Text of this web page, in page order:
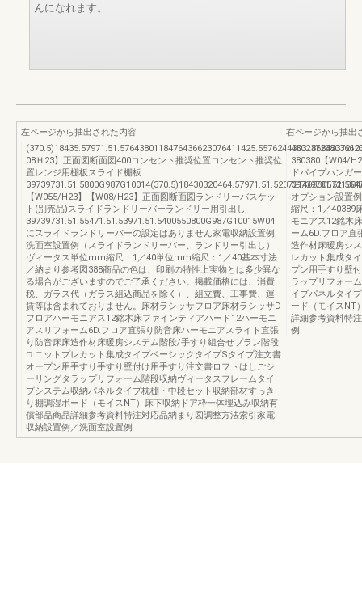
んになれます。
左ページから抽出された内容
08Ｈ23】正面図断面図400コンセント推奨位置コンセント推奨位
置レンジ用棚板スライド棚板
【W055/H23】【W08/H23】正面図断面図ランドリーバスケッ
ト(別売品)スライドランドリーバーランドリー用引出し
39739731.51.55471.51.53971.51.5400550800G987G10015W04
にスライドランドリーバーの設定はありません家電収納設置例
洗面室設置例（スライドランドリーバー、ランドリー引出し）
ヴィータス単位mm縮尺：1／40単位mm縮尺：1／40基本寸法
／納まり参考図388商品の色は、印刷の特性上実物とは多少異な
る場合がございますのでご了承ください。掲載価格には、消費
税、ガラス代（ガラス組込商品を除く）、組立費、工事費、運
賃等は含まれておりません。床材ラシッサフロア床材ラシッサD
フロアハーモニアス12銘木床ファインティアハード12ハーモニ
アスリフォーム6D.フロア直張り防音床ハーモニアスライト直張
り防音床床造作材床暖房システム階段/手すり組合せプラン階段
ユニットプレカット集成タイプベーシックタイプSタイプ注文書
オープン用手すり手すり壁付け用手すり注文書ロフトはしごシ
ーリングタラップリフォーム階段収納ヴィータスフレームタイ
プシステム収納パネルタイプ枕棚・中段セット収納部材すっき
り棚調湿ボード（モイスNT）床下収納ドア枠一体埋込み収納有
償部品商品詳細参考資料特注対応品納まり図調整方法索引家電
収納設置例／洗面室設置例
右ページから抽出
380380【W04/
ドパイプハンガ
オプション設置
縮尺：1／40389
モニアス12銘木
ーム6D.フロア直
造作材床暖房シ
レカット集成タ
プン用手すり壁
ラップリフォー
イプパネルタイ
ード（モイスNT
詳細参考資料特
例